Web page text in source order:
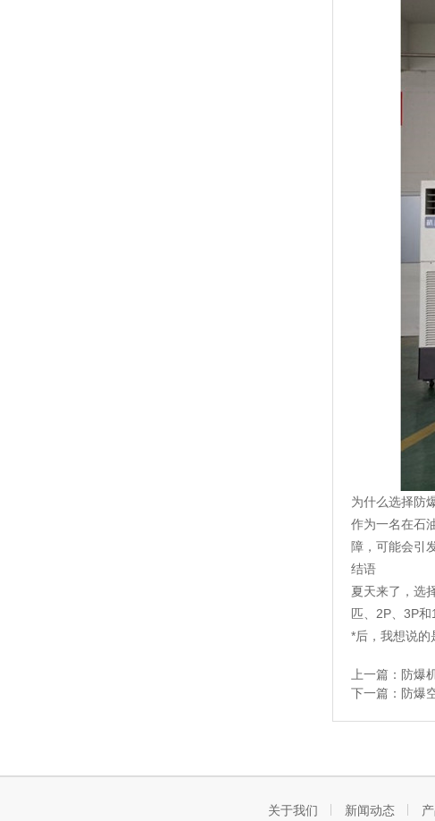
为什么选择防
作为一名在石
障，可能会引
结语
夏天来了，选
匹、2P、3P
*后，我想说的
上一篇： 防爆
下一篇： 防爆
关于我们 新闻动态